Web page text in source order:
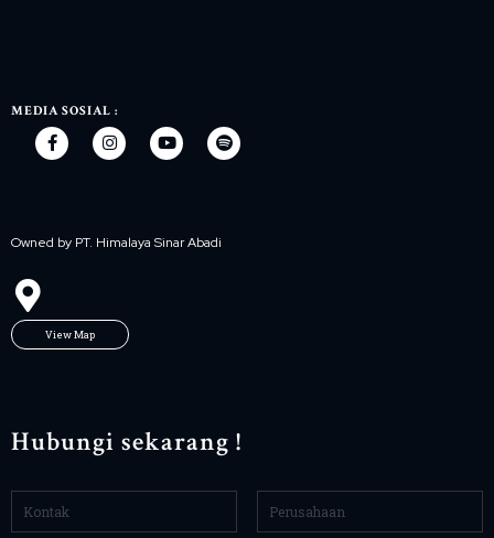
MEDIA SOSIAL :
Owned by PT. Himalaya Sinar Abadi
View Map
Hubungi sekarang !